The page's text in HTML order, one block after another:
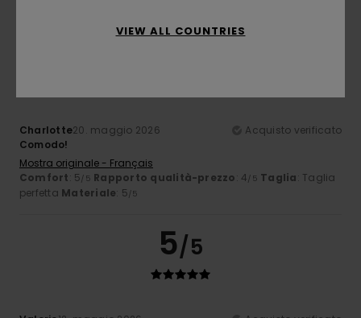
Charlotte20. maggio 2026
Acquisto verificato
Comodo!
Mostra originale - Français
Comfort: 5/5 Rapporto qualità-prezzo: 4/5 Taglia: Taglia
perfetta Materiale: 5/5
5/5
VIEW ALL COUNTRIES